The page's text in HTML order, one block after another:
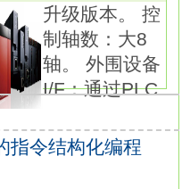
IE Control”控制
、大容量传输的“
S1基本
标准，
络“ CC-Link”，
升级版本。 控
制轴数：大8
轴。 外围设备
I/F：通过PLC
指令结构化编程